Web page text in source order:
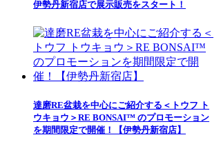
伊勢丹新宿店で展示販売をスタート！
達磨RE盆栽を中心にご紹介する＜トウフ ト
ウキョウ＞RE BONSAI™ のプロモーション
を期間限定で開催！【伊勢丹新宿店】